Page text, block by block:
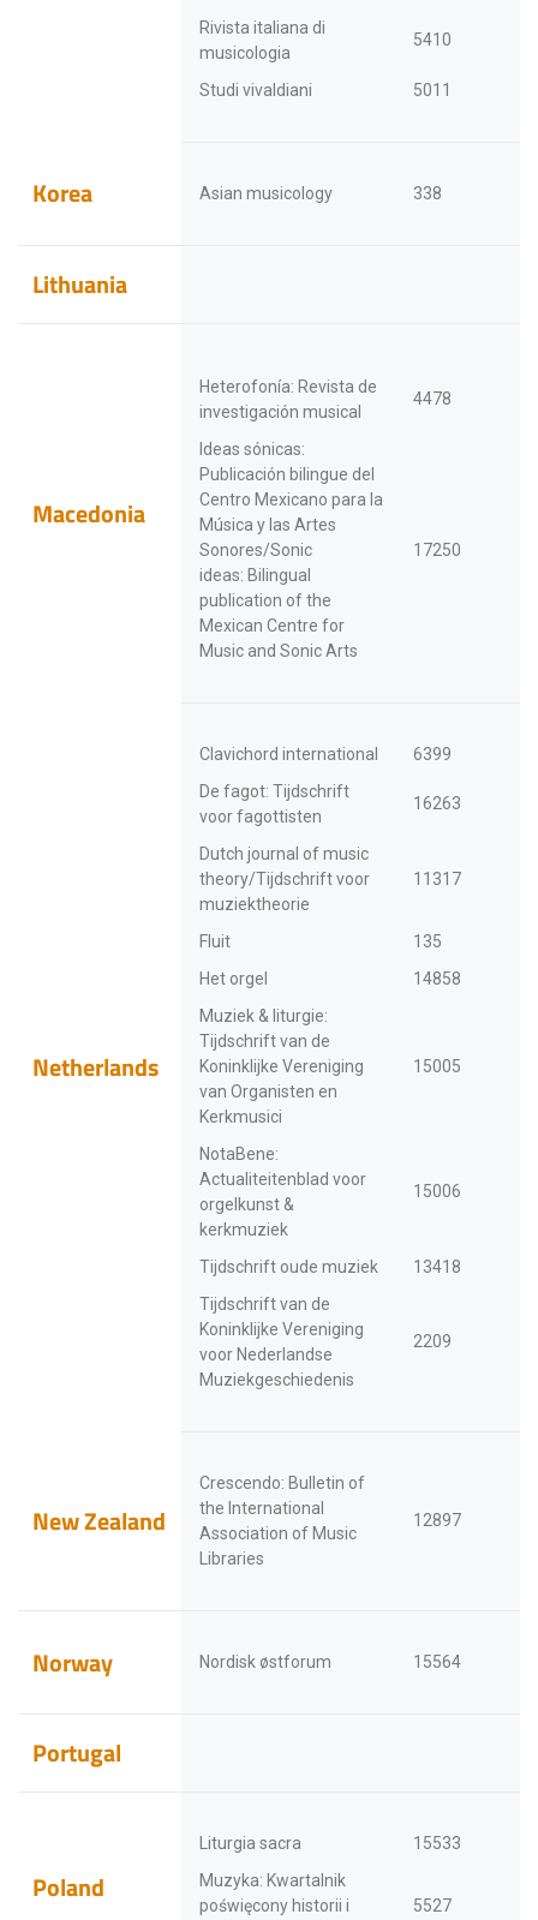
Rivista italiana di
musicologia
5410
Studi vivaldiani 5011
Korea Asian musicology 338
Lithuania
Macedonia
Heterofonía: Revista de
investigación musical
4478
Ideas sónicas:
Publicación bilingue del
Centro Mexicano para la
Música y las Artes
Sonores/Sonic
ideas: Bilingual
publication of the
Mexican Centre for
Music and Sonic Arts
17250
Netherlands
Clavichord international
6399
De fagot: Tijdschrift
voor fagottisten
16263
Dutch journal of music
theory/Tijdschrift voor
muziektheorie
11317
Fluit
135
Het orgel
14858
Muziek & liturgie:
Tijdschrift van de
Koninklijke Vereniging
van Organisten en
Kerkmusici
15005
NotaBene:
Actualiteitenblad voor
orgelkunst &
kerkmuziek
15006
Tijdschrift oude muziek
13418
Tijdschrift van de
Koninklijke Vereniging
voor Nederlandse
Muziekgeschiedenis
2209
New Zealand
Crescendo: Bulletin of
the International
Association of Music
Libraries
12897
Norway Nordisk østforum 15564
Portugal
Poland
Liturgia sacra
15533
Muzyka: Kwartalnik
poświęcony historii i
5527